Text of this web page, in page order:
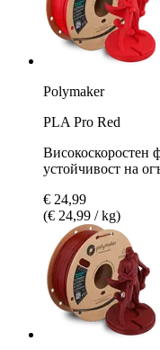
Polymaker
PLA Pro Red
Високоскоростен
устойчивост на
€ 24,99
(€ 24,99 / kg)